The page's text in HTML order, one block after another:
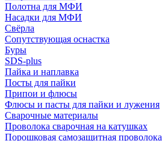
Полотна для МФИ
Насадки для МФИ
Свёрла
Сопутствующая оснастка
Буры
SDS-plus
Пайка и наплавка
Посты для пайки
Припои и флюсы
Флюсы и пасты для пайки и лужения
Сварочные материалы
Проволока сварочная на катушках
Порошковая самозащитная проволока